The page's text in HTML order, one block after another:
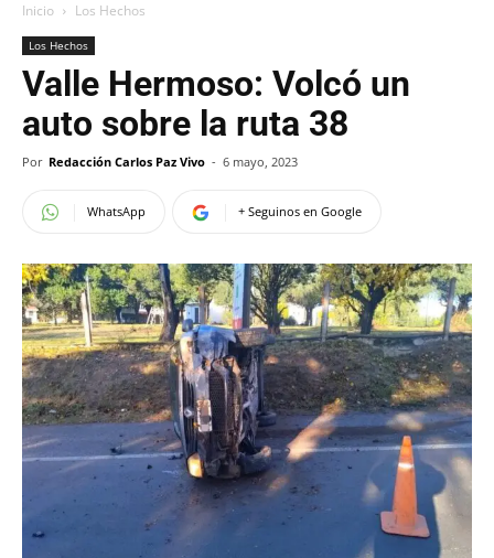
Inicio Los Hechos
Los Hechos
Valle Hermoso: Volcó un
auto sobre la ruta 38
Por Redacción Carlos Paz Vivo - 6 mayo, 2023
WhatsApp + Seguinos en Google